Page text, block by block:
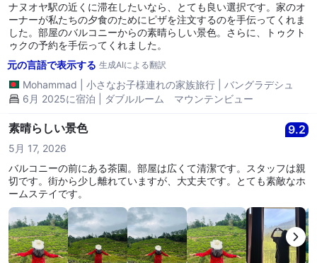
ナヌオヤ駅の近くに滞在したいなら、とても良い選択です。家のオ
ーナーが私たちの夕食のためにピザを注文するのを手伝ってくれま
した。部屋のバルコニーからの素晴らしい景色。さらに、トゥクト
ゥクの予約を手伝ってくれました。
元の言語で表示する 生成AIによる翻訳
Mohammad 小さなお子様連れの家族旅行
バングラデシュ
6月 2025に宿泊 | ダブルルーム マウンテンビュー
素晴らしい景色 9.2
5月 17, 2026
バルコニーの前にある茶園。部屋は広くて清潔です。スタッフは親
切です。街から少し離れていますが、大丈夫です。とても素敵なホ
ームステイです。